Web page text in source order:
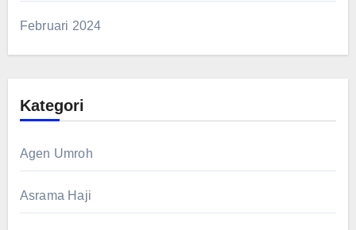
Februari 2024
Kategori
Agen Umroh
Asrama Haji